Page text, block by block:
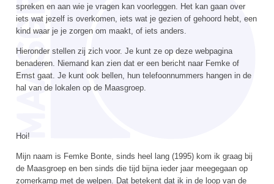
spreken en aan wie je vragen kan voorleggen. Het kan gaan over
iets wat jezelf is overkomen, iets wat je gezien of gehoord hebt, een
kind waar je je zorgen om maakt, of iets anders.
Hieronder stellen zij zich voor. Je kunt ze op deze webpagina
benaderen. Niemand kan zien dat er een bericht naar Femke of
Ernst gaat. Je kunt ook bellen, hun telefoonnummers hangen in de
hal van de lokalen op de Maasgroep.
Hoi!
Mijn naam is Femke Bonte, sinds heel lang (1995) kom ik graag bij
de Maasgroep en ben sinds die tijd bijna ieder jaar meegegaan op
zomerkamp met de welpen. Dat betekent dat ik in de loop van de